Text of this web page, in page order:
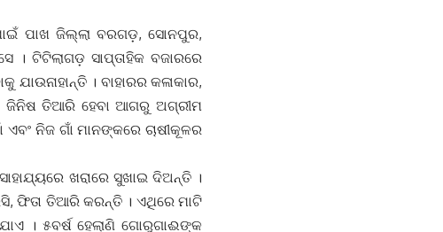
ପାଖ ଜିଲ୍ଲା ବରଗଡ଼, ସୋନପୁର,
ଟିଟିଲାଗଡ଼ ସାପ୍ତାହିକ ବଜାରରେ
। ବାହାରର କଳାକାର,
। ଜିନିଷ ତିଆରି ହେବା ଆଗରୁ ଅଗ୍ରୀମ
ନିଜ ଗାଁ ମାନଙ୍କରେ ଚାଷୀକୂଳର
ଖରାରେ ସୁଖାଇ ଦିଅନ୍ତି ।
ଫିତା ତିଆରି କରନ୍ତି । ଏଥିରେ ମାଟି
। ୫ବର୍ଷ ହେଲାଣି ଗୋରୁଗାଈଙ୍କ